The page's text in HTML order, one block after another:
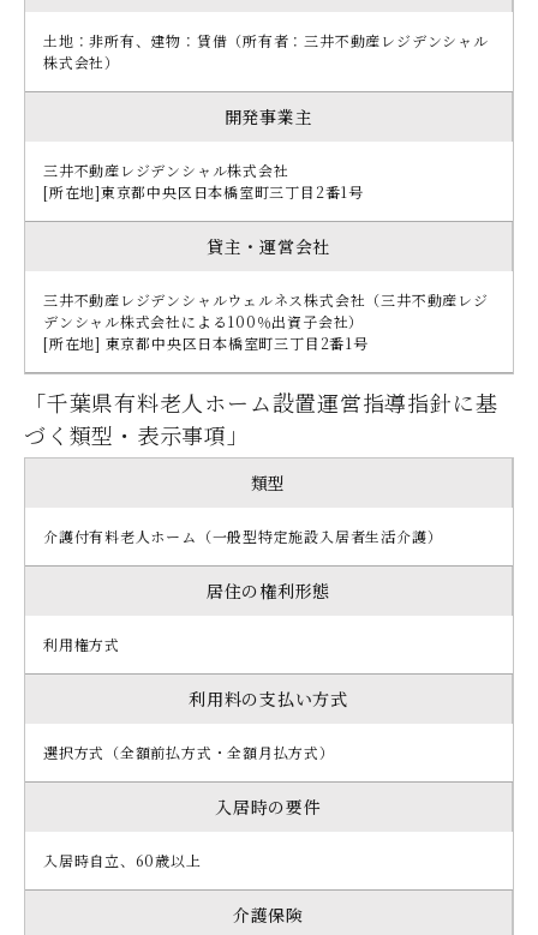
土地：非所有、建物：賃借（所有者：三井不動産レジデンシャル
株式会社）
開発事業主
三井不動産レジデンシャル株式会社
[所在地]東京都中央区日本橋室町三丁目2番1号
貸主・運営会社
三井不動産レジデンシャルウェルネス株式会社（三井不動産レジ
デンシャル株式会社による100％出資子会社）
[所在地] 東京都中央区日本橋室町三丁目2番1号
「千葉県有料老人ホーム設置運営指導指針に基
づく類型・表示事項」
類型
介護付有料老人ホーム（一般型特定施設入居者生活介護）
居住の権利形態
利用権方式
利用料の支払い方式
選択方式（全額前払方式・全額月払方式）
入居時の要件
入居時自立、60歳以上
介護保険